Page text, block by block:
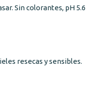
Sin colorantes, pH
resecas y sensibles.